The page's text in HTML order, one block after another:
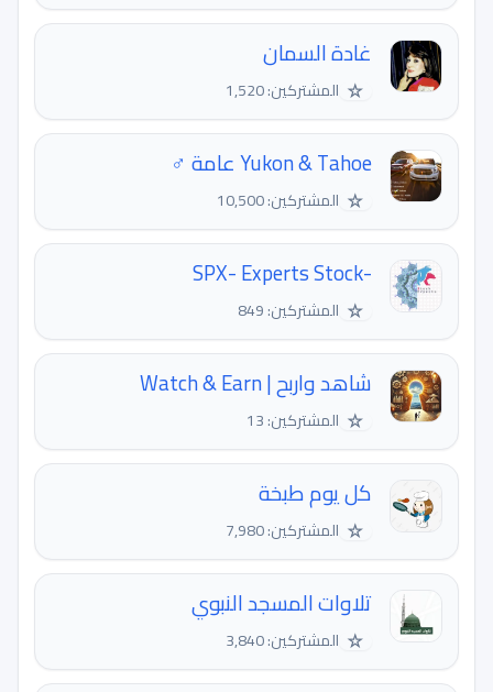
غادة السمان
☆ المشتركين: 1,520
Yukon & Tahoe عامة ‍♂
☆ المشتركين: 10,500
-SPX- Experts Stock
☆ المشتركين: 849
شاهد واربح | Watch & Earn
☆ المشتركين: 13
كل يوم طبخة
☆ المشتركين: 7,980
تلاوات المسجد النبوي
☆ المشتركين: 3,840